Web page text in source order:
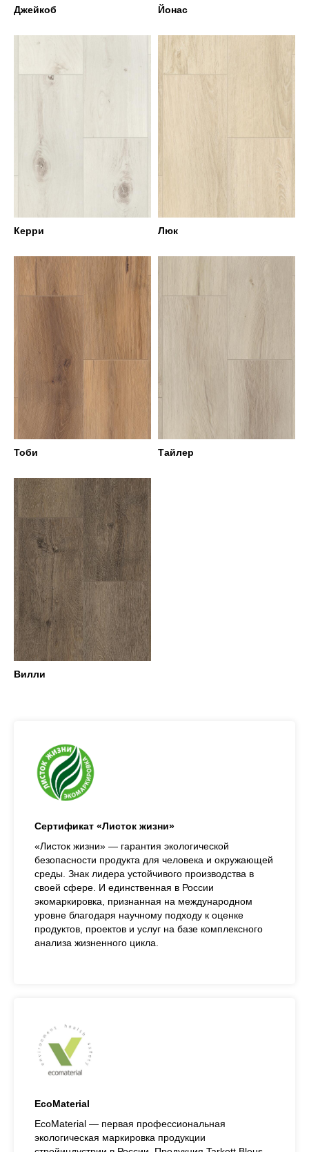
Джейкоб Йонас
Керри Люк
Тоби Тайлер
Вилли
Сертификат «Листок жизни»
«Листок жизни» — гарантия экологической
безопасности продукта для человека и окружающей
среды. Знак лидера устойчивого производства в
своей сфере. И единственная в России
экомаркировка, признанная на международном
уровне благодаря научному подходу к оценке
продуктов, проектов и услуг на базе комплексного
анализа жизненного цикла.
EcoMaterial
EcoMaterial — первая профессиональная
экологическая маркировка продукции